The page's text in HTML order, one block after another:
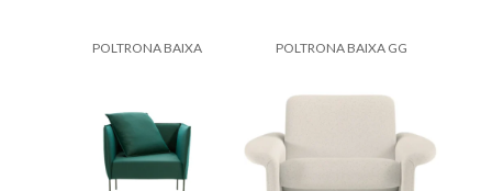
POLTRONA BAIXA POLTRONA BAIXA GG